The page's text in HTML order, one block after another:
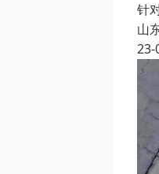
针
山
23-